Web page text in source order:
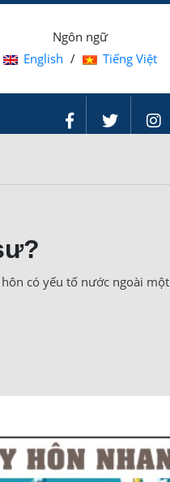
Ngôn ngữ
English / Tiếng Việt
có yếu tố nước ngoài một